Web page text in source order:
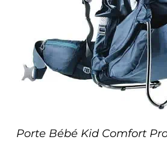
Porte Bébé Kid Comfort